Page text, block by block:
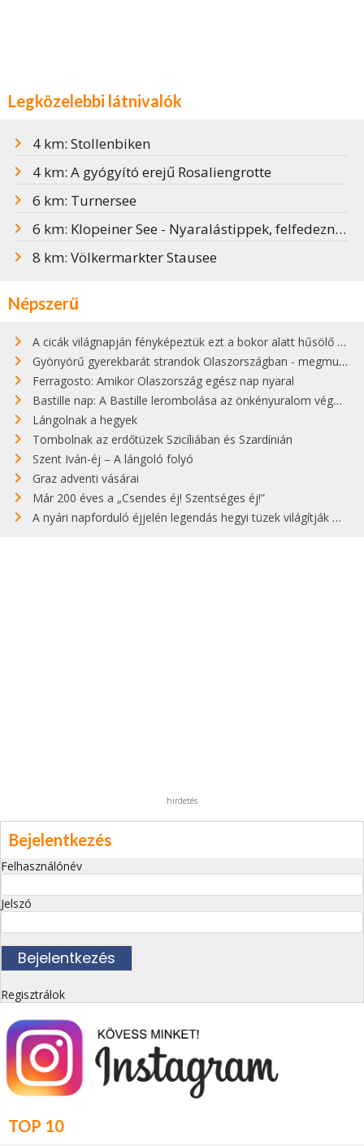
Legközelebbi látnivalók
4 km: Stollenbiken
4 km: A gyógyító erejű Rosaliengrotte
6 km: Turnersee
6 km: Klopeiner See - Nyaralástippek, felfedeznivalók
8 km: Völkermarkter Stausee
Népszerű
A cicák világnapján fényképeztük ezt a bokor alatt hűsölő cicát Kisorosziban
Gyönyörű gyerekbarát strandok Olaszországban - megmutatjuk a 15 legjobbat
Ferragosto: Amikor Olaszország egész nap nyaral
Bastille nap: A Bastille lerombolása az önkényuralom végét jelentette
Lángolnak a hegyek
Tombolnak az erdőtüzek Szicíliában és Szardínián
Szent Iván-éj – A lángoló folyó
Graz adventi vásárai
Már 200 éves a „Csendes éj! Szentséges éj!”
A nyári napforduló éjjelén legendás hegyi tüzek világítják meg Zugspitzét
hirdetés
Bejelentkezés
Felhasználónév
Jelszó
Regisztrálok
TOP 10